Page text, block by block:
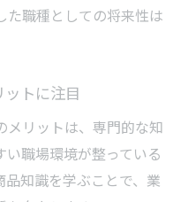
た職種としての将来性は
トに注目
メリットは、専門的な知
職場環境が整っている
知識を学ぶことで、業